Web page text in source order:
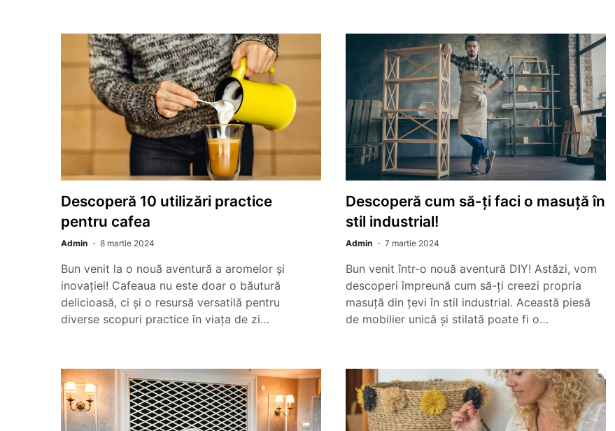
Descoperă 10 utilizări practice
pentru cafea
Admin 8 martie 2024
Bun venit la o nouă aventură a aromelor și
inovației! Cafeaua nu este doar o băutură
delicioasă, ci și o resursă versatilă pentru
diverse scopuri practice în viața de zi…
Descoperă cum să-ți faci o masuță în
stil industrial!
Admin 7 martie 2024
Bun venit într-o nouă aventură DIY! Astăzi, vom
descoperi împreună cum să-ți creezi propria
masuță din țevi în stil industrial. Această piesă
de mobilier unică și stilată poate fi o…